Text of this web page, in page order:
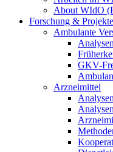
About WIdO
Forschung & Projekte
Ambulante
GKV-
Arzneimittel